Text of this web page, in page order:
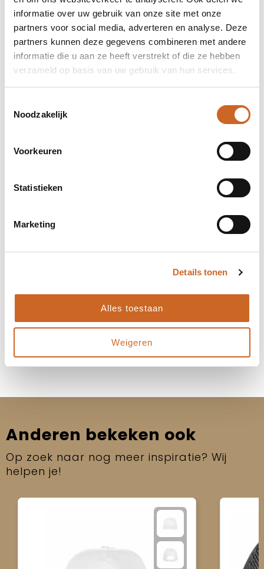
informatie over uw gebruik van onze site met onze
partners voor social media, adverteren en analyse. Deze
partners kunnen deze gegevens combineren met andere
informatie die u aan ze heeft verstrekt of die ze hebben
verzameld op basis van uw gebruik van hun services.
Noodzakelijk
Voorkeuren
Statistieken
Marketing
Details tonen
Alles toestaan
Weigeren
Levertijden in overleg
hanteren we geen vaste levertijden, maar
stemmen we deze altijd in overleg met jou af. Zo
zorgen we ervoor dat de planning aansluit op jouw
wensen en behoeften, en kunnen we eventuele
bespreken.
Heb je specifieke deadlines of een gewenste
Neem contact op
Anderen bekeken ook
Op zoek naar nog meer inspiratie? Wij
helpen je!